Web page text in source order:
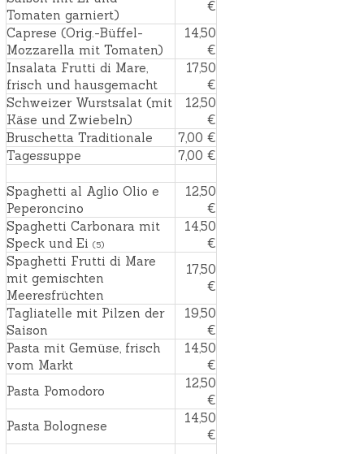
Tomaten garniert)
€
Caprese (Orig.-Büffel-
Mozzarella mit Tomaten)
14,50
€
Insalata Frutti di Mare,
frisch und hausgemacht
17,50
€
Schweizer Wurstsalat (mit
Käse und Zwiebeln)
12,50
€
Bruschetta Traditionale
7,00 €
Tagessuppe
7,00 €
Spaghetti al Aglio Olio e
Peperoncino
12,50
€
Spaghetti Carbonara mit
Speck und Ei (5)
14,50
€
Spaghetti Frutti di Mare
mit gemischten
Meeresfrüchten
17,50
€
Tagliatelle mit Pilzen der
Saison
19,50
€
Pasta mit Gemüse, frisch
vom Markt
14,50
€
Pasta Pomodoro
12,50
€
Pasta Bolognese
14,50
€